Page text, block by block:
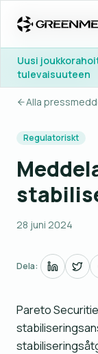
Uusi
tulevaisuuteen
Alla
Regulatoriskt
28 juni 2024
Dela:
Pareto
Uusi
tulevaisuuteen